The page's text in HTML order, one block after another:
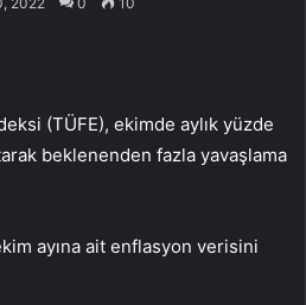
(TÜFE), ekimde aylık yüzde
beklenenden fazla yavaşlama
ayına ait enflasyon verisini